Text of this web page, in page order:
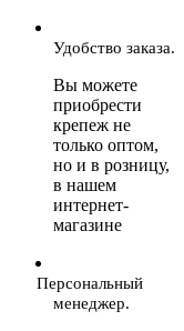
Удобство заказа.
Вы можете
приобрести
крепеж не
только оптом,
но и в розницу,
в нашем
интернет-
магазине
Персональный
менеджер.